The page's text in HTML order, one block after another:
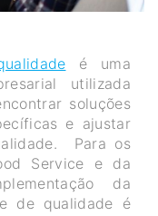
é uma
utilizada
soluções
e ajustar
Para os
Service e da
da
de qualidade é